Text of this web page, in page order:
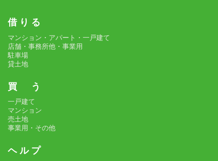
借 り る
マンション・アパート・一戸建て
店舗・事務所他・事業用
駐車場
貸土地
買 う
一戸建て
マンション
売土地
事業用・その他
ヘ ル プ